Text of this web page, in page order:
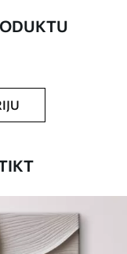
pārklājumu.